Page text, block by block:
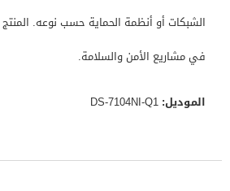
الشبكات أو أنظمة الحماية حسب نوعه. المنتج
في مشاريع الأمن والسلامة.
الموديل: